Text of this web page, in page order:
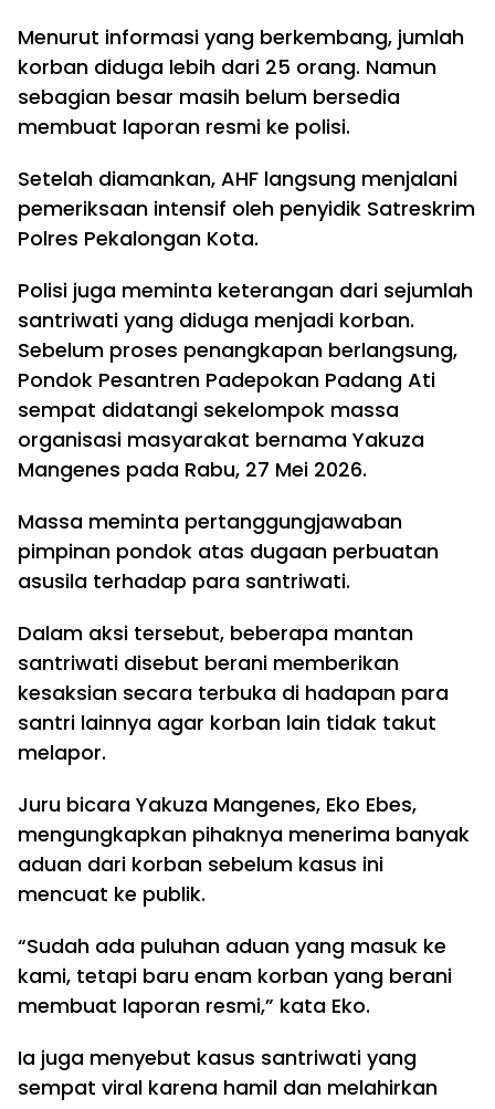
Menurut informasi yang berkembang, jumlah
korban diduga lebih dari 25 orang. Namun
sebagian besar masih belum bersedia
membuat laporan resmi ke polisi.
Setelah diamankan, AHF langsung menjalani
pemeriksaan intensif oleh penyidik Satreskrim
Polres Pekalongan Kota.
Polisi juga meminta keterangan dari sejumlah
santriwati yang diduga menjadi korban.
Sebelum proses penangkapan berlangsung,
Pondok Pesantren Padepokan Padang Ati
sempat didatangi sekelompok massa
organisasi masyarakat bernama Yakuza
Mangenes pada Rabu, 27 Mei 2026.
Massa meminta pertanggungjawaban
pimpinan pondok atas dugaan perbuatan
asusila terhadap para santriwati.
Dalam aksi tersebut, beberapa mantan
santriwati disebut berani memberikan
kesaksian secara terbuka di hadapan para
santri lainnya agar korban lain tidak takut
melapor.
Juru bicara Yakuza Mangenes, Eko Ebes,
mengungkapkan pihaknya menerima banyak
aduan dari korban sebelum kasus ini
mencuat ke publik.
“Sudah ada puluhan aduan yang masuk ke
kami, tetapi baru enam korban yang berani
membuat laporan resmi,” kata Eko.
Ia juga menyebut kasus santriwati yang
sempat viral karena hamil dan melahirkan